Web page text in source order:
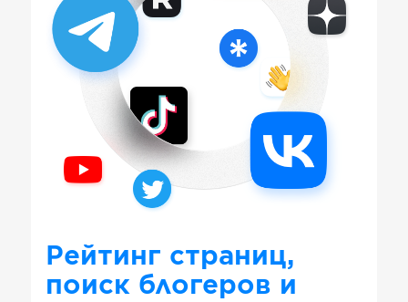
Рейтинг страниц,
поиск блогеров и